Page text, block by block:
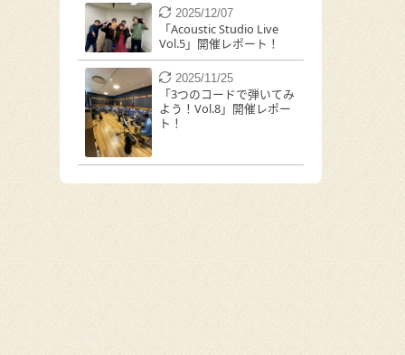
2025/12/07
「Acoustic Studio Live
Vol.5」開催レポート！
2025/11/25
「3つのコードで弾いてみ
よう！Vol.8」開催レポー
ト！